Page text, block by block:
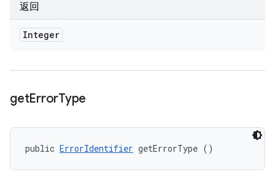
返回
Integer
getErrorType
public ErrorIdentifier getErrorType ()